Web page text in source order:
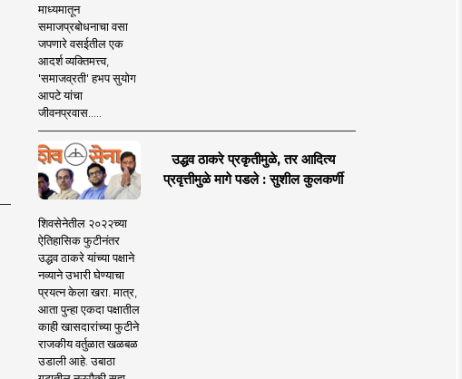
माध्यमातून
समाजप्रबोधनाचा वसा
जपणारे वसईतील एक
आदर्श व्यक्तिमत्त्व,
'समाजव्रती' हभप सुयोग
आपटे यांचा
जीवनप्रवास.....
उद्धव ठाकरे प्रकृतीमुळे, तर आदित्य
प्रवृत्तीमुळे मागे पडले : सुशील कुलकर्णी
शिवसेनेतील २०२२च्या
ऐतिहासिक फुटीनंतर
उद्धव ठाकरे यांच्या पक्षाने
नव्याने उभारी घेण्याचा
प्रयत्न केला खरा. मात्र,
आता पुन्हा एकदा पक्षातील
काही खासदारांच्या फुटीने
राजकीय वर्तुळात खळबळ
उडाली आहे. उबाठा